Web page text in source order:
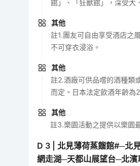
館」、「狂獸館」，深受大
其他
註1.團友可自由享受酒店之
不可穿衣浸浴。
其他
註2.酒廠可供品嚐的酒種類
而定。日本法定飲酒年齡為
其他
註3.樂園活動之提供以樂園
D 3
北見薄荷蒸餾館#─北
網走湖─天都山展望台─北